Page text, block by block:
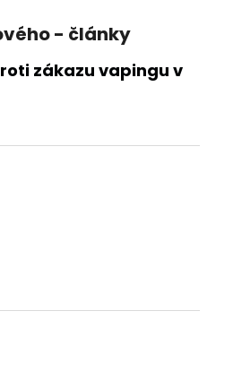
- články
zákazu vapingu v